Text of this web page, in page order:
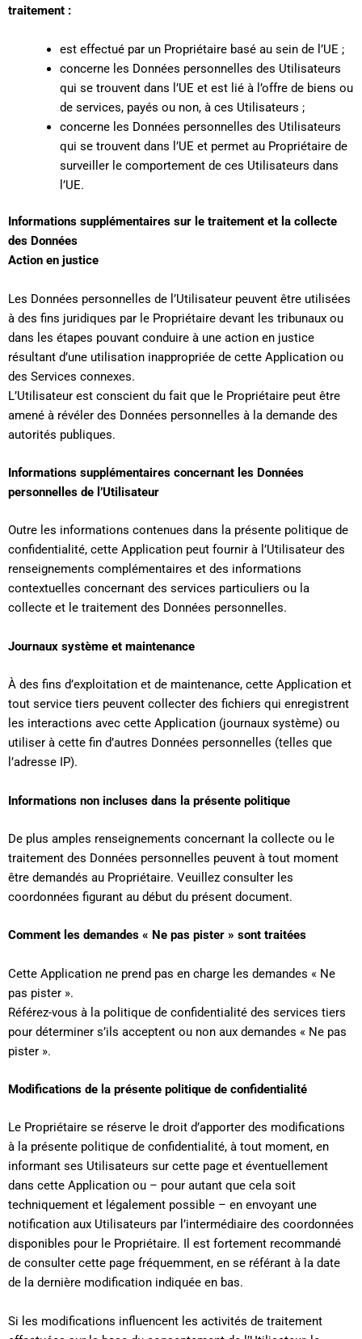
traitement :
est effectué par un Propriétaire basé au sein de l’UE ;
concerne les Données personnelles des Utilisateurs
qui se trouvent dans l’UE et est lié à l’offre de biens ou
de services, payés ou non, à ces Utilisateurs ;
concerne les Données personnelles des Utilisateurs
qui se trouvent dans l’UE et permet au Propriétaire de
surveiller le comportement de ces Utilisateurs dans
l’UE.
Informations supplémentaires sur le traitement et la collecte
des Données
Action en justice
Les Données personnelles de l’Utilisateur peuvent être utilisées
à des fins juridiques par le Propriétaire devant les tribunaux ou
dans les étapes pouvant conduire à une action en justice
résultant d’une utilisation inappropriée de cette Application ou
des Services connexes.
L’Utilisateur est conscient du fait que le Propriétaire peut être
amené à révéler des Données personnelles à la demande des
autorités publiques.
Informations supplémentaires concernant les Données
personnelles de l’Utilisateur
Outre les informations contenues dans la présente politique de
confidentialité, cette Application peut fournir à l’Utilisateur des
renseignements complémentaires et des informations
contextuelles concernant des services particuliers ou la
collecte et le traitement des Données personnelles.
Journaux système et maintenance
À des fins d’exploitation et de maintenance, cette Application et
tout service tiers peuvent collecter des fichiers qui enregistrent
les interactions avec cette Application (journaux système) ou
utiliser à cette fin d’autres Données personnelles (telles que
l’adresse IP).
Informations non incluses dans la présente politique
De plus amples renseignements concernant la collecte ou le
traitement des Données personnelles peuvent à tout moment
être demandés au Propriétaire. Veuillez consulter les
coordonnées figurant au début du présent document.
Comment les demandes « Ne pas pister » sont traitées
Cette Application ne prend pas en charge les demandes « Ne
pas pister ».
Référez-vous à la politique de confidentialité des services tiers
pour déterminer s’ils acceptent ou non aux demandes « Ne pas
pister ».
Modifications de la présente politique de confidentialité
Le Propriétaire se réserve le droit d’apporter des modifications
à la présente politique de confidentialité, à tout moment, en
informant ses Utilisateurs sur cette page et éventuellement
dans cette Application ou – pour autant que cela soit
techniquement et légalement possible – en envoyant une
notification aux Utilisateurs par l’intermédiaire des coordonnées
disponibles pour le Propriétaire. Il est fortement recommandé
de consulter cette page fréquemment, en se référant à la date
de la dernière modification indiquée en bas.
Si les modifications influencent les activités de traitement